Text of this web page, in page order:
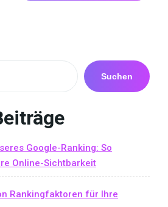
Suchen
Google-Ranking: So
Online-Sichtbarkeit
Rankingfaktoren für Ihre